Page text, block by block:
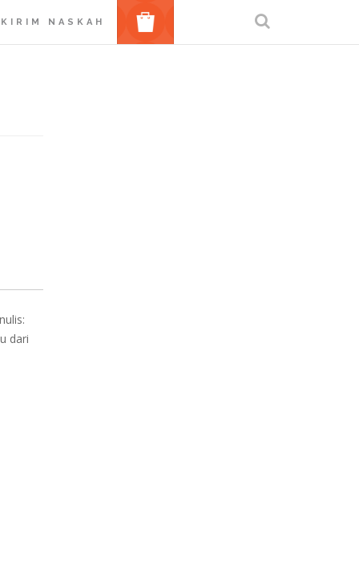
KIRIM NASKAH BELANJA
dari